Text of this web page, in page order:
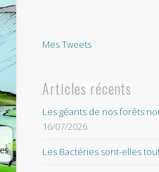
Mes Tweets
Articles récents
Les géants de nos forêts
16/07/2026
Les Bactéries sont-elles